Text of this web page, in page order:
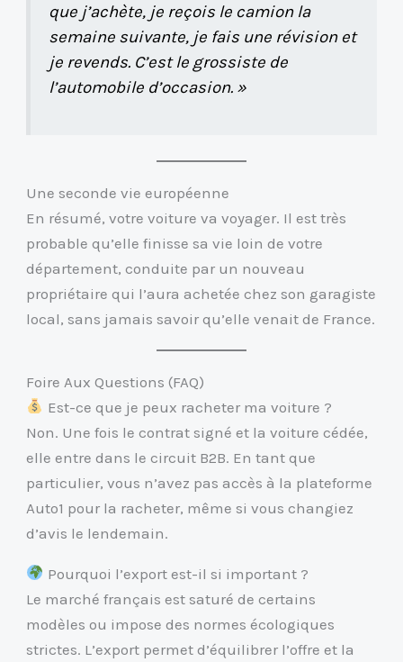
que j’achète, je reçois le camion la
semaine suivante, je fais une révision et
je revends. C’est le grossiste de
l’automobile d’occasion. »
Une seconde vie européenne
En résumé, votre voiture va voyager. Il est très
probable qu’elle finisse sa vie loin de votre
département, conduite par un nouveau
propriétaire qui l’aura achetée chez son garagiste
local, sans jamais savoir qu’elle venait de France.
Foire Aux Questions (FAQ)
Est-ce que je peux racheter ma voiture ?
Non. Une fois le contrat signé et la voiture cédée,
elle entre dans le circuit B2B. En tant que
particulier, vous n’avez pas accès à la plateforme
Auto1 pour la racheter, même si vous changiez
d’avis le lendemain.
Pourquoi l’export est-il si important ?
Le marché français est saturé de certains
modèles ou impose des normes écologiques
strictes. L’export permet d’équilibrer l’offre et la